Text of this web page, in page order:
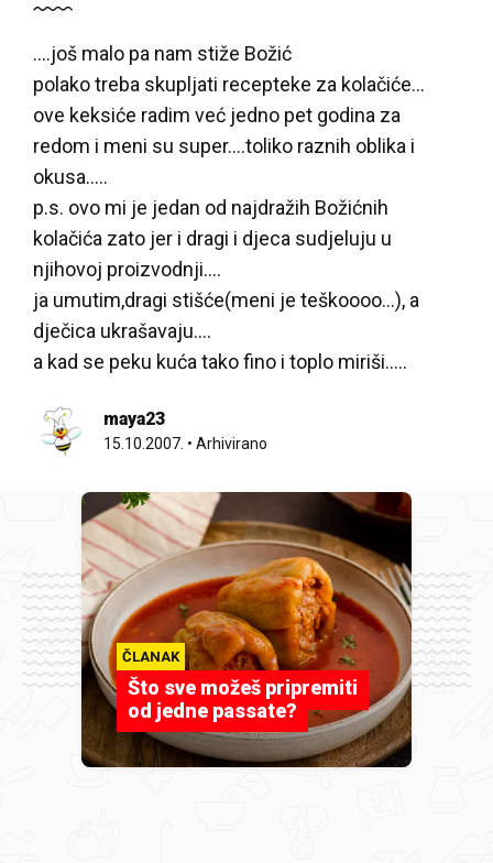
....još malo pa nam stiže Božić
polako treba skupljati recepteke za kolačiće…
ove keksiće radim već jedno pet godina za
redom i meni su super….toliko raznih oblika i
okusa…..
p.s. ovo mi je jedan od najdražih Božićnih
kolačića zato jer i dragi i djeca sudjeluju u
njihovoj proizvodnji….
ja umutim,dragi stišće(meni je teškoooo…), a
dječica ukrašavaju….
a kad se peku kuća tako fino i toplo miriši…..
maya23
15.10.2007. • Arhivirano
ČLANAK
Što sve možeš pripremiti
od jedne passate?